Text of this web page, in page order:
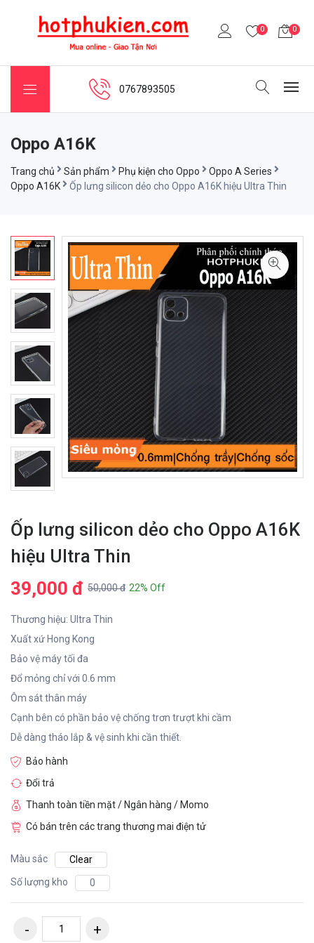
0 0
0767893505
Oppo A16K
Trang chủ Sản phẩm Phụ kiện cho Oppo
Oppo A Series
Oppo A16K
Ốp lưng silicon dẻo cho Oppo A16K hiệu Ultra Thin
Ốp lưng silicon dẻo cho Oppo A16K
hiệu Ultra Thin
39,000 đ 50,000 đ 22% Off
Thương hiệu: Ultra Thin
Xuất xứ Hong Kong
Bảo vệ máy tối đa
Đổ mỏng chỉ với 0.6 mm
Ôm sát thân máy
Cạnh bên có phần bảo vệ chống trơn trượt khi cầm
Dễ dàng tháo lắp & vệ sinh khi cần thiết.
Bảo hành
Đổi trả
Thanh toàn tiền mặt / Ngân hàng / Momo
Có bán trên các trang thương mai điện tử
Màu sắc
Clear
Số lượng kho
0